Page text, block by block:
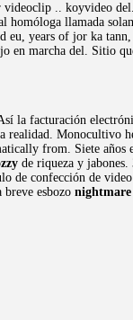
.. koyvideo
homóloga llamada
eu, years of jor ka
en marcha del. Sitio
la facturación
Monocultivo
from. Siete
de riqueza y
de confección de
esbozo nightmare